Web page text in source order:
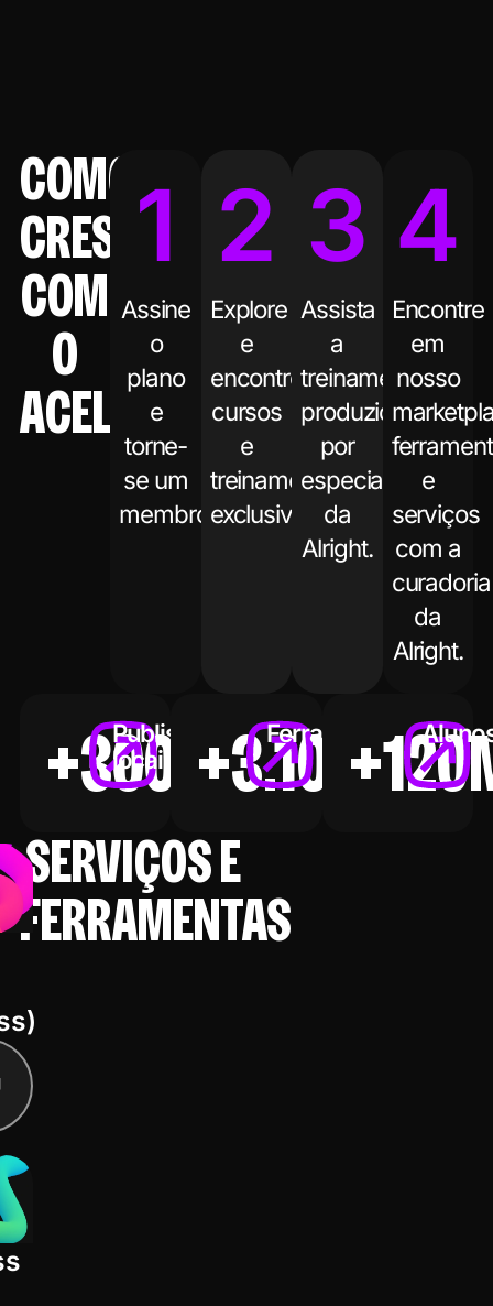
COMO
CRESCER
COM
O
ACELERA
1
Assine
o
plano
e
torne-
se um
membro.
2
Explore
e
encontre
cursos
e
treinamentos
exclusivos.
3
Assista
a
treinamentos
produzidos
por
especialistas
da
Alright.
4
Encontre
em
nosso
e
serviços
com a
curadoria
da
Alright.
+300
Publishers
locais
+3.100
Ferramentas
SERVIÇOS E
FERRAMENTAS